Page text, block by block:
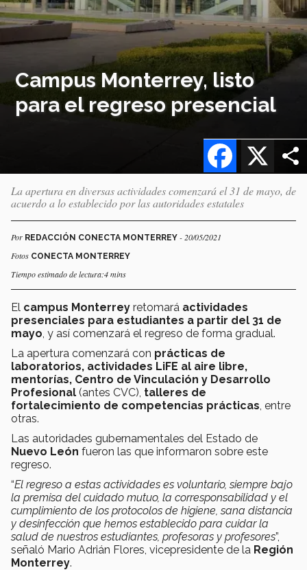
Campus Monterrey, listo
para el regreso presencial
X
Facebook
La apertura en diversas actividades comenzará el 31 de mayo, de
acuerdo a lo establecido por las autoridades estatales
Por REDACCIÓN CONECTA MONTERREY - 20/05/2021
Fotos CONECTA MONTERREY
Tiempo estimado de lectura:4 mins
El campus Monterrey retomará actividades
presenciales para estudiantes a partir del 31 de
mayo , y así comenzará el regreso de forma gradual.
La apertura comenzará con prácticas de
laboratorios, actividades LiFE al aire libre,
mentorías, Centro de Vinculación y Desarrollo
Profesional (antes CVC), talleres de
fortalecimiento de competencias prácticas , entre
otras.
Las autoridades gubernamentales del Estado de
Nuevo León fueron las que informaron sobre este
regreso.
“El regreso a estas actividades es voluntario, siempre bajo
la premisa del cuidado mutuo, la corresponsabilidad y el
cumplimiento de los protocolos de higiene, sana distancia
y desinfección que hemos establecido para cuidar la
salud de nuestros estudiantes, profesoras y profesores”,
señaló Mario Adrián Flores, vicepresidente de la Región
Monterrey.